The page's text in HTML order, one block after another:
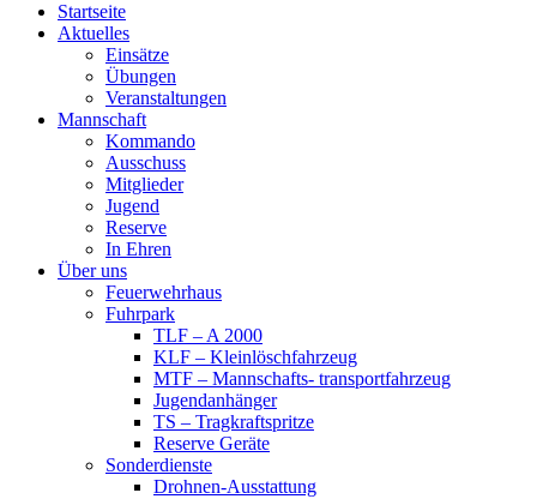
Startseite
Aktuelles
Einsätze
Übungen
Veranstaltungen
Mannschaft
Kommando
Ausschuss
Mitglieder
Jugend
Reserve
In Ehren
Über uns
Feuerwehrhaus
Fuhrpark
TLF – A 2000
KLF – Kleinlöschfahrzeug
MTF – Mannschafts- transportfahrzeug
Jugendanhänger
TS – Tragkraftspritze
Reserve Geräte
Sonderdienste
Drohnen-Ausstattung